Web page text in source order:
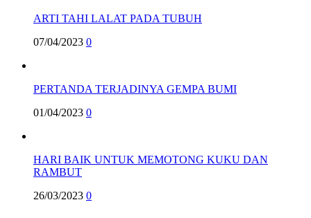
ARTI TAHI LALAT PADA TUBUH
07/04/2023 0
PERTANDA TERJADINYA GEMPA BUMI
01/04/2023 0
HARI BAIK UNTUK MEMOTONG KUKU DAN
RAMBUT
26/03/2023 0